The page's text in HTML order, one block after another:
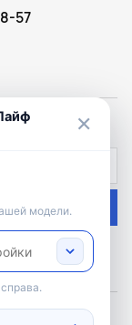
57
условиями оферты